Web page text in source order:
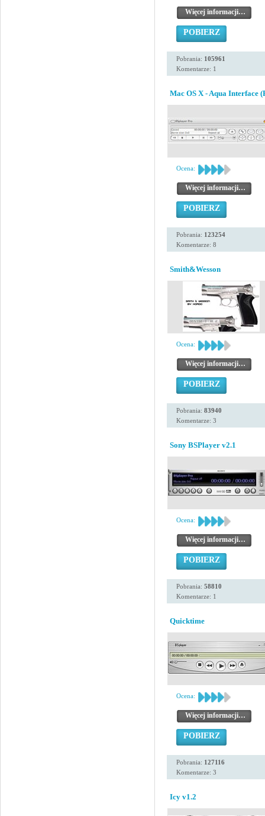
Więcej informacji…
POBIERZ
Pobrania: 105961
Komentarze: 1
Mac OS X - Aqua Interface
Ocena:
Więcej informacji…
POBIERZ
Pobrania: 123254
Komentarze: 8
Smith&Wesson
Ocena:
Więcej informacji…
POBIERZ
Pobrania: 83940
Komentarze: 3
Sony BSPlayer v2.1
Ocena:
Więcej informacji…
POBIERZ
Pobrania: 58810
Komentarze: 1
Quicktime
Ocena:
Więcej informacji…
POBIERZ
Pobrania: 127116
Komentarze: 3
Icy v1.2